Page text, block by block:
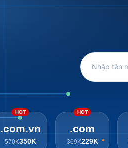
HOT
.com.vn
570K350K
HOT
.com
369K229K *